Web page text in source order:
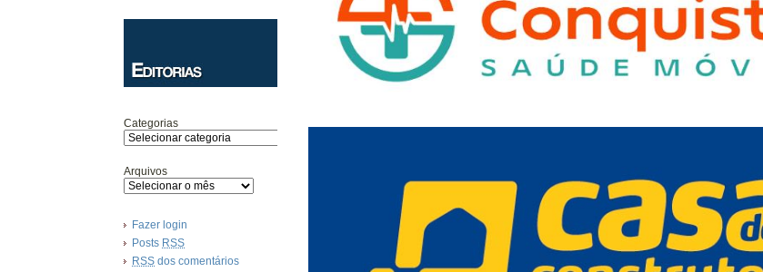
Categorias
Arquivos
Fazer login
Posts RSS
RSS dos comentários